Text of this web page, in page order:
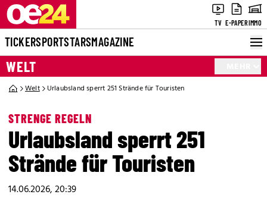
TV E-PAPERIMMO
TICKERSPORTSTARSMAGAZINE
WELT
Welt Urlaubsland sperrt 251 Strände für Touristen
STRENGE REGELN
Urlaubsland sperrt 251
Strände für Touristen
14.06.2026, 20:39